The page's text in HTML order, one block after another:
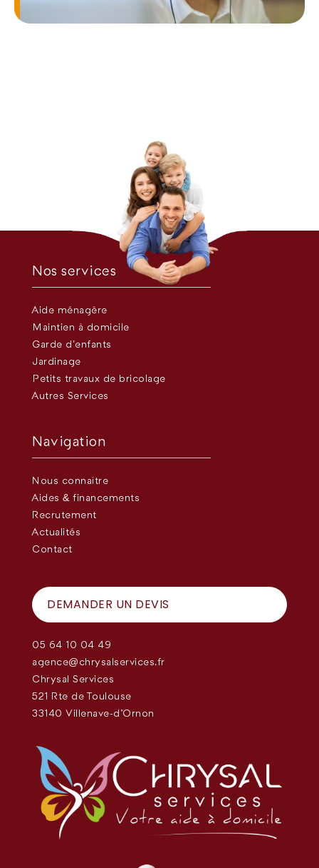
Nos services
Aide ménagère
Maintien à domicile
Garde d’enfants
Jardinage
Petits travaux de bricolage
Autres Services
Navigation
Nous connaître
Aides & financements
Recrutement
Actualités
Contact
DEMANDER UN DEVIS
05 64 10 04 49
agence@chrysalservices.fr
Chrysal Services
521 Rte de Toulouse
33140 Villenave-d'Ornon